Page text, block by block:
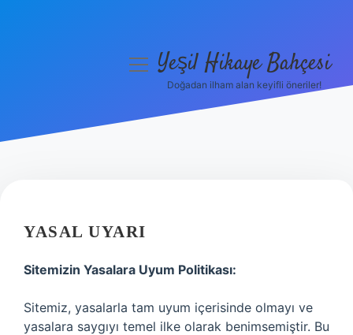
Hakkımızda
menüyüYeşil Hikaye Bahçesi
Doğadan ilham alan keyifli öneriler!
YASAL UYARI
Sitemizin Yasalara Uyum Politikası:
Sitemiz, yasalarla tam uyum içerisinde olmayı ve
yasalara saygıyı temel ilke olarak benimsemiştir. Bu